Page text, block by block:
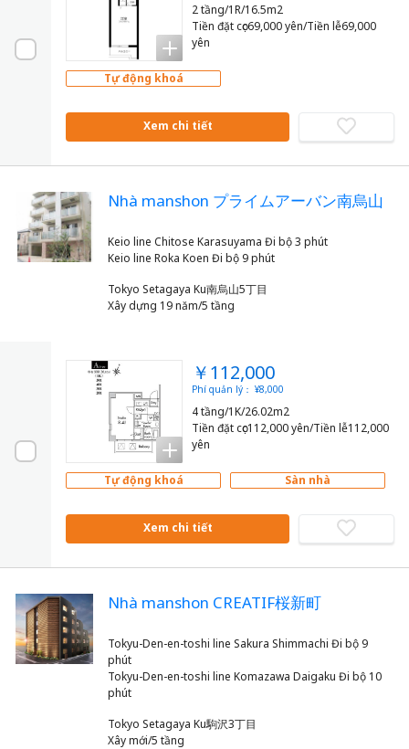
2 tầng/1R/16.5m2
Tiền đặt cọc69,000 yên/Tiền lễ69,000
yên
Tự động khoá
Xem chi tiết
Nhà manshon プライムアーバン南烏山
Keio line Chitose Karasuyama Đi bộ 3 phút
Tokyo Setagaya Ku南烏山5丁目
Xây dựng 19 năm/5 tầng
￥112,000
Phí quản lý： ¥8,000
4 tầng/1K/26.02m2
Tiền đặt cọc112,000 yên/Tiền lễ112,000
yên
Tự động khoá Sàn nhà
Xem chi tiết
Nhà manshon CREATIF桜新町
Tokyu-Den-en-toshi line Sakura Shimmachi Đi bộ 9
phút
Tokyu-Den-en-toshi line Komazawa Daigaku Đi bộ 10
Tokyo Setagaya Ku駒沢3丁目
Xây mới/5 tầng